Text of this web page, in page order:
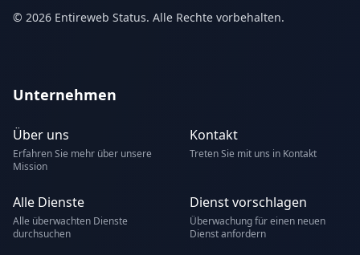
© 2026 Entireweb Status. Alle Rechte vorbehalten.
Unternehmen
Über uns
Erfahren Sie mehr über unsere
Mission
Kontakt
Treten Sie mit uns in Kontakt
Alle Dienste
Alle überwachten Dienste
durchsuchen
Dienst vorschlagen
Überwachung für einen neuen
Dienst anfordern